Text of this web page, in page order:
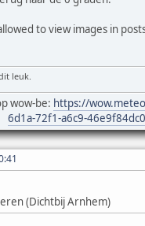
to view images in
leuk.
wow-be: https://
6d1a-72f1-a6c9-
(Dichtbij Arnhem)